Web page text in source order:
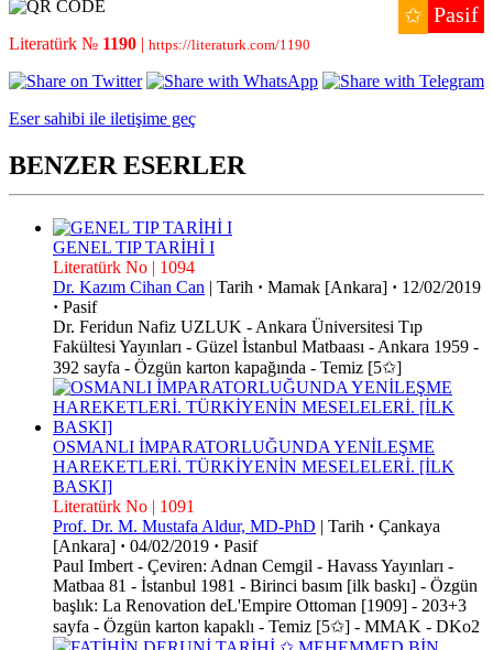
Pasif
✩
Literatürk № 1190 | https://literaturk.com/1190
Eser sahibi ile iletişime geç
BENZER ESERLER
GENEL TIP TARİHİ I
Literatürk No | 1094
Dr. Kazım Cihan Can | Tarih · Mamak [Ankara] · 12/02/2019
· Pasif
Dr. Feridun Nafiz UZLUK - Ankara Üniversitesi Tıp
Fakültesi Yayınları - Güzel İstanbul Matbaası - Ankara 1959 -
392 sayfa - Özgün karton kapağında - Temiz [5✩]
OSMANLI İMPARATORLUĞUNDA YENİLEŞME
HAREKETLERİ. TÜRKİYENİN MESELELERİ. [İLK
BASKI]
Literatürk No | 1091
Prof. Dr. M. Mustafa Aldur, MD-PhD | Tarih · Çankaya
[Ankara] · 04/02/2019 · Pasif
Paul Imbert - Çeviren: Adnan Cemgil - Havass Yayınları -
Matbaa 81 - İstanbul 1981 - Birinci basım [ilk baskı] - Özgün
başlık: La Renovation deL'Empire Ottoman [1909] - 203+3
sayfa - Özgün karton kapaklı - Temiz [5✩] - MMAK - DKo2